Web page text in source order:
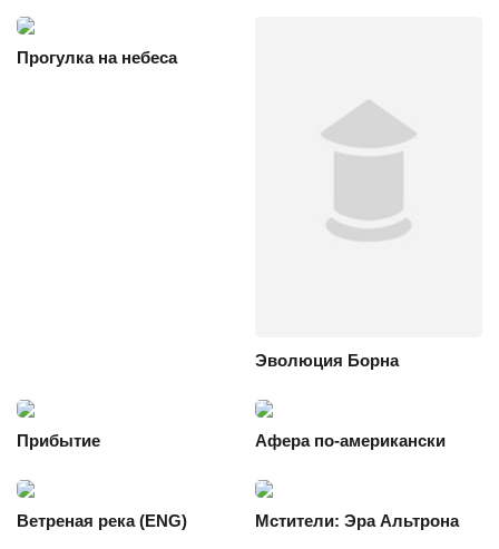
Прогулка на небеса
Эволюция Борна
Прибытие Афера по-американски
Ветреная река (ENG) Мстители: Эра Альтрона